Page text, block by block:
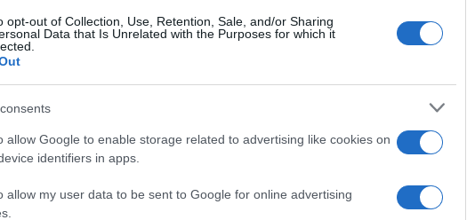
opt-out of Collection, Use, Retention, Sale, and/or Sharing
Data that Is Unrelated with the Purposes for which it
allow Google to enable storage related to advertising like cookies on
identifiers in apps.
allow my user data to be sent to Google for online advertising
già da diverso tempo circolavano voci
riguardo le sue riserve USDC.
dagli ingenti pagamenti di
criptocentriche come Signature e
di prestiti che coinvolgono società